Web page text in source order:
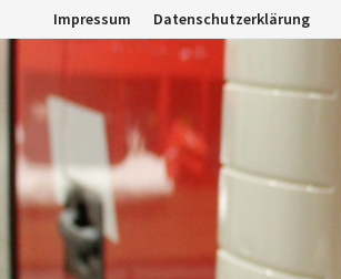
Inhalt
springen
Impressum Datenschutzerklärung